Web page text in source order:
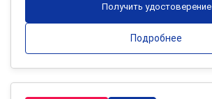
Получить удостоверение
Подробнее